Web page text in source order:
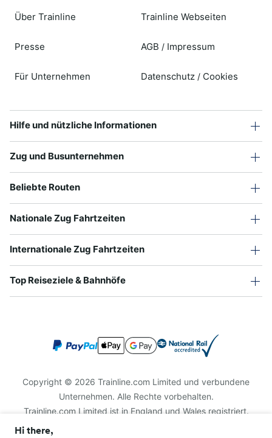
Hi there,
Über Trainline
Presse
Für Unternehmen
Trainline Webseiten
AGB / Impressum
Datenschutz / Cookies
Hilfe und nützliche Informationen
Zug und Busunternehmen
Beliebte Routen
Nationale Zug Fahrtzeiten
Internationale Zug Fahrtzeiten
Top Reiseziele & Bahnhöfe
Copyright © 2026 Trainline.com Limited und verbundene
Unternehmen. Alle Rechte vorbehalten.
Trainline.com Limited ist in England und Wales registriert.
Firmennummer 3846791. Registrierte Adresse: 1 Stonecutter